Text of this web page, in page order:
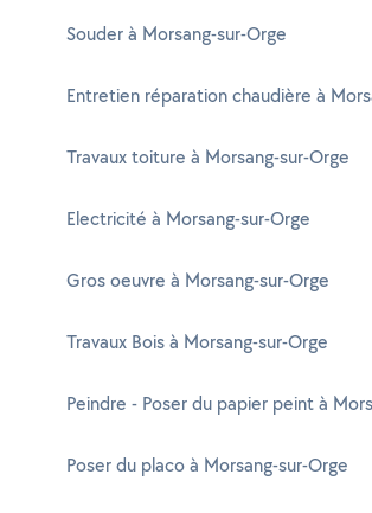
Souder à Morsang-sur-Orge
Entretien réparation chaudière à
Travaux toiture à Morsang-sur-Orge
Electricité à Morsang-sur-Orge
Gros oeuvre à Morsang-sur-Orge
Travaux Bois à Morsang-sur-Orge
Peindre - Poser du papier peint à
Poser du placo à Morsang-sur-Orge